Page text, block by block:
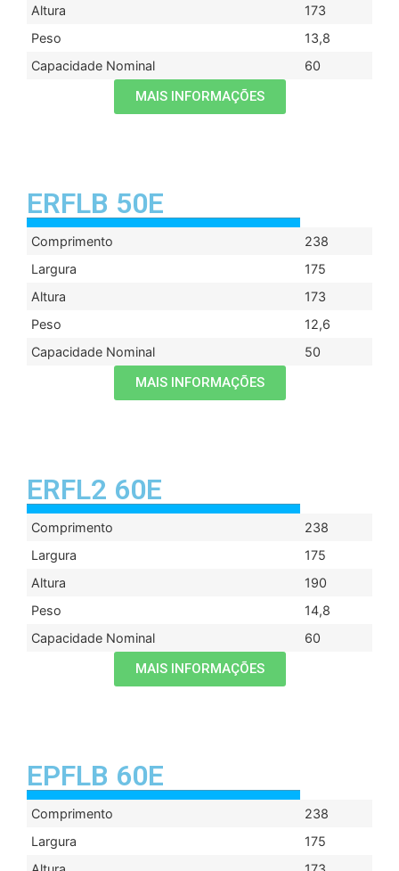
Altura
173
Peso
13,8
Capacidade Nominal
60
MAIS INFORMAÇÕES
ERFLB 50E
Comprimento
238
Largura
175
Altura
173
Peso
12,6
Capacidade Nominal
50
MAIS INFORMAÇÕES
ERFL2 60E
Comprimento
238
Largura
175
Altura
190
Peso
14,8
Capacidade Nominal
60
MAIS INFORMAÇÕES
EPFLB 60E
Comprimento
238
Largura
175